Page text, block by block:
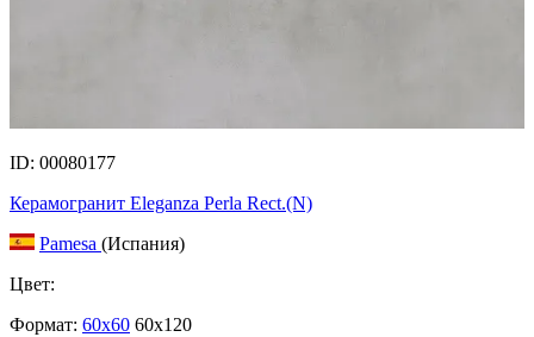
ID: 00080177
Керамогранит Eleganza Perla Rect.(N)
Pamesa (Испания)
Цвет:
Формат: 60x60 60x120